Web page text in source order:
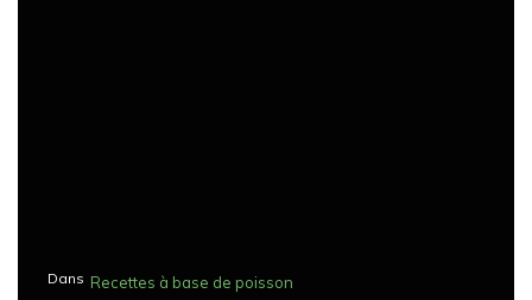
Dans Recettes à base de poisson